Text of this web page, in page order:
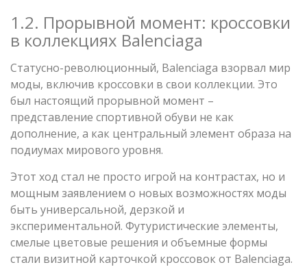
1.2. Прорывной момент: кроссовки
в коллекциях Balenciaga
Статусно-революционный, Balenciaga взорвал мир
моды, включив кроссовки в свои коллекции. Это
был настоящий прорывной момент –
представление спортивной обуви не как
дополнение, а как центральный элемент образа на
подиумах мирового уровня.
Этот ход стал не просто игрой на контрастах, но и
мощным заявлением о новых возможностях моды
быть универсальной, дерзкой и
экспериментальной. Футуристические элементы,
смелые цветовые решения и объемные формы
стали визитной карточкой кроссовок от Balenciaga.